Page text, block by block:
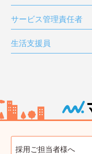
サービス管理責任者
生活支援員
採用ご担当者様へ